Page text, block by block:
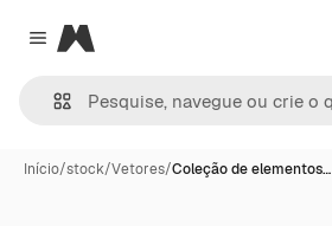
Close menu
Magnific
Início/stock/Vetores/Coleção de elementos…